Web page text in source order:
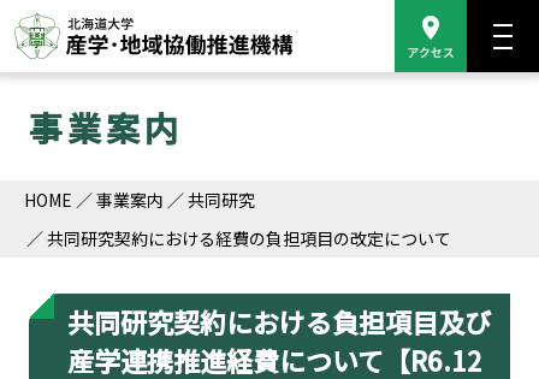
事業案内
HOME 事業案内
共同研究
共同研究契約における経費の負担項目の改定について
共同研究契約における負担項目及び
産学連携推進経費について【R6.12